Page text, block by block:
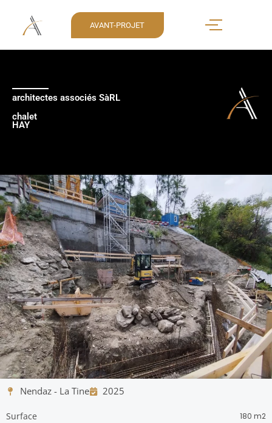
AVANT-PROJET
architectes associés SàRL
chalet
HAY
Nendaz - La Tine 2025
Surface 180 m2